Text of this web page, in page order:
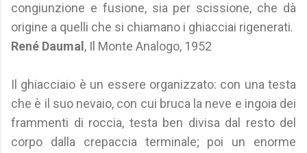
congiunzione e fusione, sia per scissione, che dà
origine a quelli che si chiamano i ghiacciai rigenerati.
René Daumal , Il Monte Analogo, 1952
Il ghiacciaio è un essere organizzato: con una testa
che è il suo nevaio, con cui bruca la neve e ingoia dei
frammenti di roccia, testa ben divisa dal resto del
corpo dalla crepaccia terminale; poi un enorme